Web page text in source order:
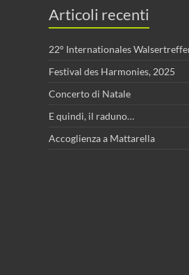
Articoli recenti
22° Internationales
Festival des Harmonies, 2025
Concerto di Natale
E quindi, il raduno…
Accoglienza a Mattarella